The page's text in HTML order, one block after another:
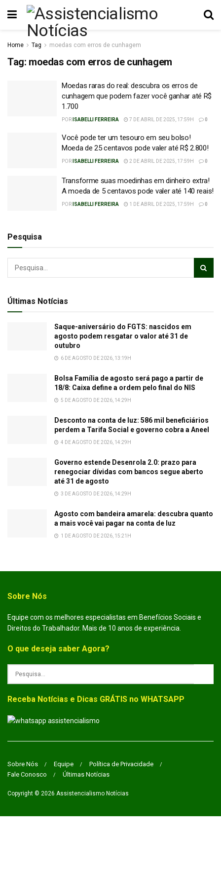
Home Tag moedas com erros de cunhagem
Tag: moedas com erros de cunhagem
Moedas raras do real: descubra os erros de
cunhagem que podem fazer você ganhar até R$
1.700
POR ISABELLI FERREIRA 7 DE ABRIL DE 2025, 17:59H 0
Você pode ter um tesouro em seu bolso!
Moeda de 25 centavos pode valer até R$ 2.800!
POR ISABELLI FERREIRA 2 DE ABRIL DE 2025, 17:59H 0
Transforme suas moedinhas em dinheiro extra!
A moeda de 5 centavos pode valer até 140 reais!
POR ISABELLI FERREIRA 1 DE ABRIL DE 2025, 17:59H 0
Pesquisa
Últimas Notícias
Saque-aniversário do FGTS: nascidos em
agosto podem resgatar o valor até 31 de
outubro
6 DE AGOSTO DE 2026, 13:19H
Bolsa Família de agosto será pago a partir de
18/8: Caixa define a ordem pelo final do NIS
5 DE AGOSTO DE 2026, 14:29H
Desconto na conta de luz: 586 mil beneficiários
perdem a Tarifa Social e governo cobra a Aneel
4 DE AGOSTO DE 2026, 14:29H
Governo estende Desenrola 2.0: prazo para
renegociar dívidas com bancos segue aberto
até 31 de agosto
3 DE AGOSTO DE 2026, 14:29H
Agosto com bandeira amarela: descubra quanto
a mais você vai pagar na conta de luz
1 DE AGOSTO DE 2026, 15:21H
Sobre Nós
Equipe com os melhores especialistas em Benefícios Sociais e
Direitos do Trabalhador. Mais de 10 anos de experiência.
O que deseja saber Agora?
Receba Notícias e Dicas GRÁTIS no WHATSAPP
Sobre Nós Equipe
Política de Privacidade
Fale Conosco
Últimas Notícias
Copyright © 2026 Assistencialismo Notícias